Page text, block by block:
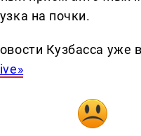
на почки.
Кузбасса уже